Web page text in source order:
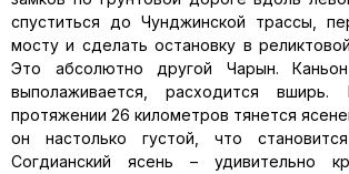
спуститься до Чунджинской трассы,
мосту и сделать остановку в
Это абсолютно другой Чарын.
выполаживается, расходится
протяжении 26 километров тянется
он настолько густой, что
Согдианский ясень – удивительно